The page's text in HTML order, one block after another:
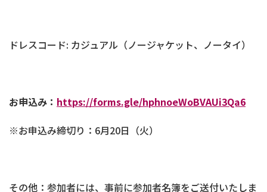
ドレスコード: カジュアル（ノージャケット、ノータイ）
お申込み： https://forms.gle/hphnoeWoBVAUi3Qa6
※お申込み締切り：6月20日（火）
その他：参加者には、事前に参加者名簿をご送付いたしま